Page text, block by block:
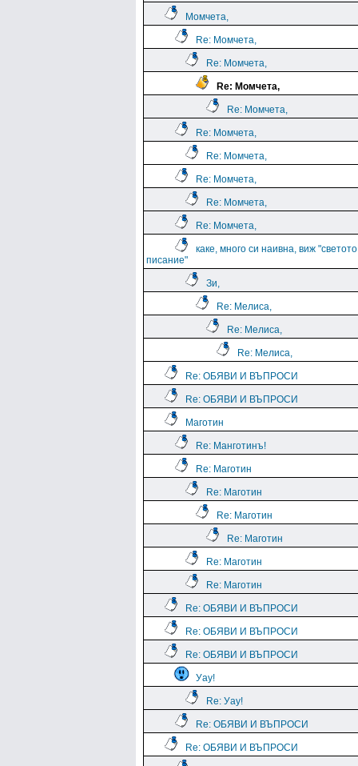
Момчета,
Re: Момчета,
Re: Момчета,
Re: Момчета,
Re: Момчета,
Re: Момчета,
Re: Момчета,
Re: Момчета,
Re: Момчета,
Re: Момчета,
каке, много си наивна, виж "светото
писание"
Зи,
Re: Мелиса,
Re: Мелиса,
Re: Мелиса,
Re: ОБЯВИ И ВЪПРОСИ
Re: ОБЯВИ И ВЪПРОСИ
Маготин
Re: Манготинъ!
Re: Маготин
Re: Маготин
Re: Маготин
Re: Маготин
Re: Маготин
Re: Маготин
Re: ОБЯВИ И ВЪПРОСИ
Re: ОБЯВИ И ВЪПРОСИ
Re: ОБЯВИ И ВЪПРОСИ
Уау!
Re: Уау!
Re: ОБЯВИ И ВЪПРОСИ
Re: ОБЯВИ И ВЪПРОСИ